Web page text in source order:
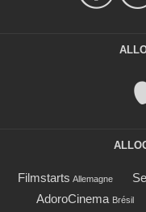
Filmstarts Allemagne
AdoroCinema Brésil